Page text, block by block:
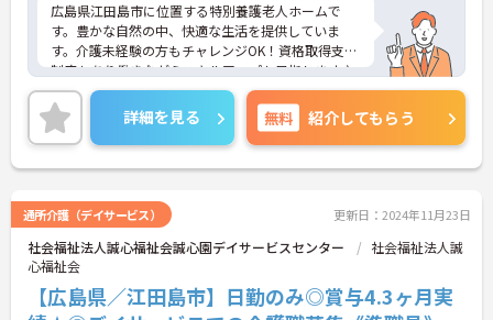
広島県江田島市に位置する特別養護老人ホームで
す。豊かな自然の中、快適な生活を提供していま
す。介護未経験の方もチャレンジOK！資格取得支援
制度もあり働きながらスキルアップも目指します♪
ご興味のある方には、面接対策ポイントなど、さら
に詳細をお話しいたしますのでお気軽にご相談くだ
さい！
詳細を見る 無料 紹介してもらう
通所介護（デイサービス） 更新日：2024年11月23日
社会福祉法人誠心福祉会誠心園デイサービスセンター
社会福祉法人誠
心福祉会
【広島県／江田島市】日勤のみ◎賞与4.3ヶ月実